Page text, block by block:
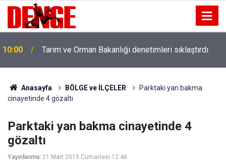
10:00 Tarım ve Orman Bakanlığı denetimleri sıklaştırdı
Anasayfa BÖLGE ve İLÇELER
Parktaki yan bakma
cinayetinde 4 gözaltı
Parktaki yan bakma cinayetinde 4
gözaltı
Yayınlanma: 21 Mart 2015 Cumartesi 12:46